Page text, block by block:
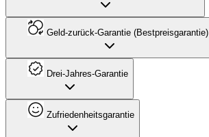
Geld-zurück-Garantie (Bestpreisgarantie)
Drei-Jahres-Garantie
Zufriedenheitsgarantie